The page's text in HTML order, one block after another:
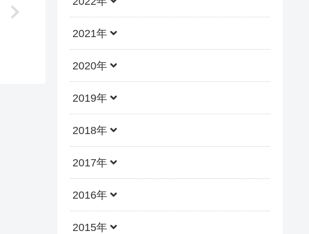
2021年
2020年
2019年
2018年
2017年
2016年
2015年